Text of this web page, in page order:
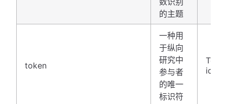
的主题
token
一种用
于纵向
研究中
参与者
的唯一
标识符